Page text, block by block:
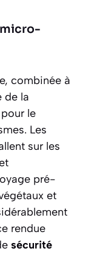
combinée à
de la
le
Les
sur les
pré-
et
rendue
sécurité